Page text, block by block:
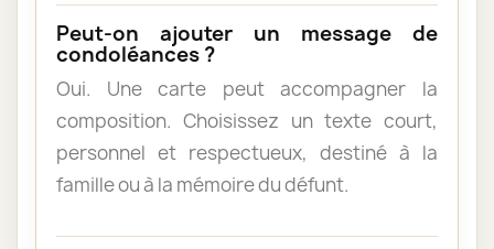
Peut-on ajouter un message de
condoléances ?
Oui. Une carte peut accompagner la
composition. Choisissez un texte court,
personnel et respectueux, destiné à la
famille ou à la mémoire du défunt.